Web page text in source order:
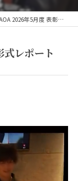
2026年5月度 表彰式レポート ✨🌿
レポート